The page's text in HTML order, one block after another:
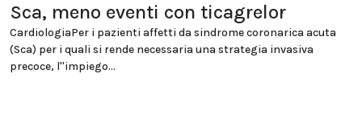
Sca, meno eventi con ticagrelor
CardiologiaPer i pazienti affetti da sindrome coronarica acuta
(Sca) per i quali si rende necessaria una strategia invasiva
precoce, l''impiego...